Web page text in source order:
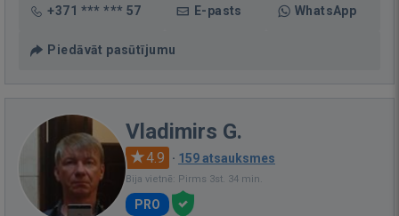
+371 *** *** 57 E-pasts WhatsApp
Piedāvāt pasūtījumu
Vladimirs G.
4.9 · 159 atsauksmes
Bija vietnē: Pirms 3st. 34 min.
PRO